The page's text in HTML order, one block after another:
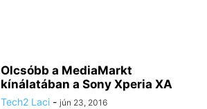
Olcsóbb a MediaMarkt
kínálatában a Sony Xperia XA
Tech2 Laci - jún 23, 2016